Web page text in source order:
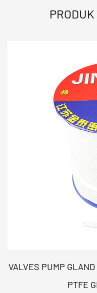
VALVES PUMP
PTFE